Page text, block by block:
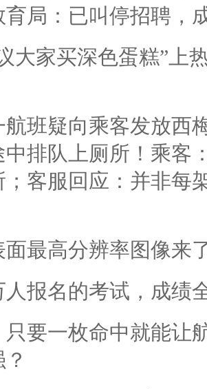
育局：已叫停招聘，
大家买深色蛋糕”上
航班疑向乘客发放西
中排队上厕所！乘客
；客服回应：并非每
面最高分辨率图像来
人报名的考试，成绩
只要一枚命中就能让